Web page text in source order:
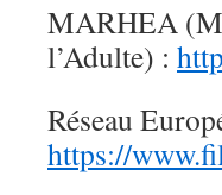
MARHEA
l’Adulte) :
Réseau
https://